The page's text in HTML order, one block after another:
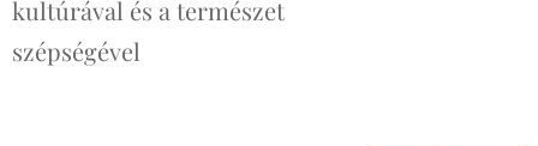
kultúrával és a természet
szépségével